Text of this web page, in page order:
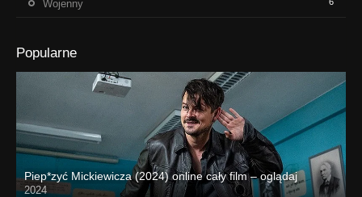
Wojenny
Popularne
Piep*zyć Mickiewicza (2024) online cały film – oglądaj
2024